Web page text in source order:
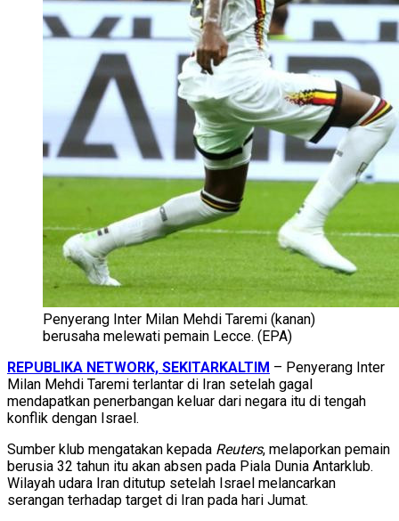
Penyerang Inter Milan Mehdi Taremi (kanan)
berusaha melewati pemain Lecce. (EPA)
REPUBLIKA NETWORK, SEKITARKALTIM – Penyerang Inter
Milan Mehdi Taremi terlantar di Iran setelah gagal
mendapatkan penerbangan keluar dari negara itu di tengah
konflik dengan Israel.
Sumber klub mengatakan kepada Reuters, melaporkan pemain
berusia 32 tahun itu akan absen pada Piala Dunia Antarklub.
Wilayah udara Iran ditutup setelah Israel melancarkan
serangan terhadap target di Iran pada hari Jumat.